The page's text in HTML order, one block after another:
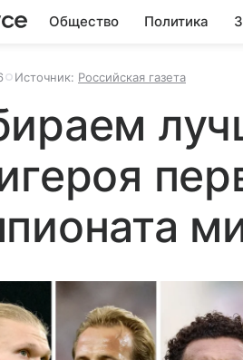
Общество Политика
Источник: Российская газета